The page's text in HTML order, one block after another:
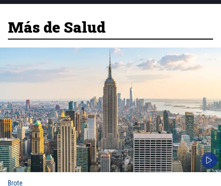
Más de Salud
Brote